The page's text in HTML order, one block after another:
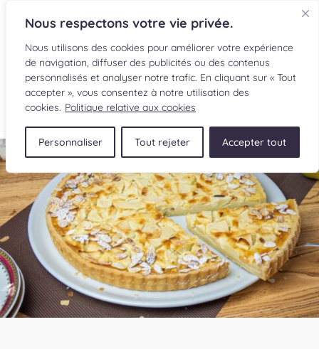
Nous respectons votre vie privée.
Nous utilisons des cookies pour améliorer votre expérience
de navigation, diffuser des publicités ou des contenus
personnalisés et analyser notre trafic. En cliquant sur « Tout
accepter », vous consentez à notre utilisation des
cookies. Politique relative aux cookies
Personnaliser Tout rejeter Accepter tout
EN
RECETTES
INGRÉDIENTS
LECTURES CULINAIRES
SOUMETTRE UNE RECETTE
BOUTIQUE